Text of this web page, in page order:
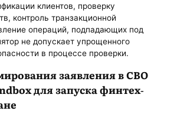
клиентов, проверку
контроль транзакционной
операций, подпадающих под
не допускает упрощенного
в процессе проверки.
заявления в CBO
для запуска финтех-